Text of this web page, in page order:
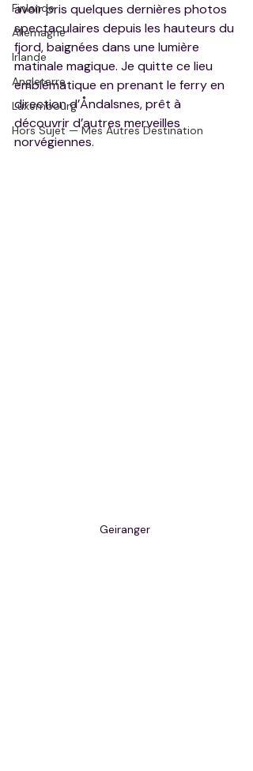
Finlande
Allemagne
Irlande
Angleterre
Luxembourg
Hors Sujet — Mes Autres Destination
avoir pris quelques dernières photos
spectaculaires depuis les hauteurs du
fjord, baignées dans une lumière
matinale magique. Je quitte ce lieu
emblématique en prenant le ferry en
direction d’Åndalsnes, prêt à
découvrir d’autres merveilles
norvégiennes.
Geiranger